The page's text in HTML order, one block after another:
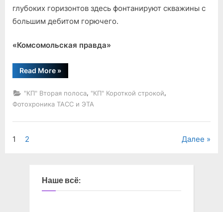
глубоких горизонтов здесь фонтанируют скважины с
большим дебитом горючего.
«Комсомольская правда»
Read More“Фото
дня”
»
"КП" Вторая полоса, "КП" Короткой строкой,
Фотохроника ТАСС и ЭТА
Навигация
записям
1 2 Далее
Наше всё: